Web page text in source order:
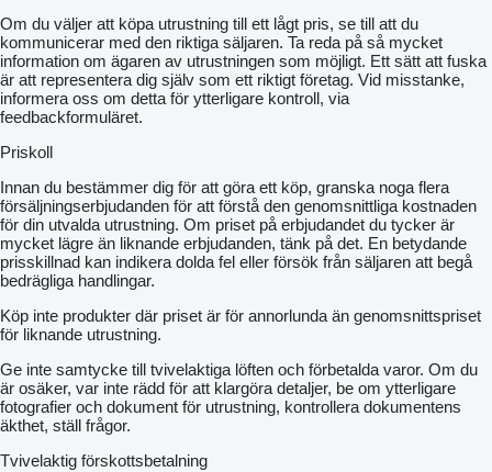
Om du väljer att köpa utrustning till ett lågt pris, se till att du
kommunicerar med den riktiga säljaren. Ta reda på så mycket
information om ägaren av utrustningen som möjligt. Ett sätt att fuska
är att representera dig själv som ett riktigt företag. Vid misstanke,
informera oss om detta för ytterligare kontroll, via
feedbackformuläret.
Priskoll
Innan du bestämmer dig för att göra ett köp, granska noga flera
försäljningserbjudanden för att förstå den genomsnittliga kostnaden
för din utvalda utrustning. Om priset på erbjudandet du tycker är
mycket lägre än liknande erbjudanden, tänk på det. En betydande
prisskillnad kan indikera dolda fel eller försök från säljaren att begå
bedrägliga handlingar.
Köp inte produkter där priset är för annorlunda än genomsnittspriset
för liknande utrustning.
Ge inte samtycke till tvivelaktiga löften och förbetalda varor. Om du
är osäker, var inte rädd för att klargöra detaljer, be om ytterligare
fotografier och dokument för utrustning, kontrollera dokumentens
äkthet, ställ frågor.
Tvivelaktig förskottsbetalning